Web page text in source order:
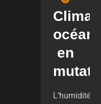
Climat
en
L’humidité